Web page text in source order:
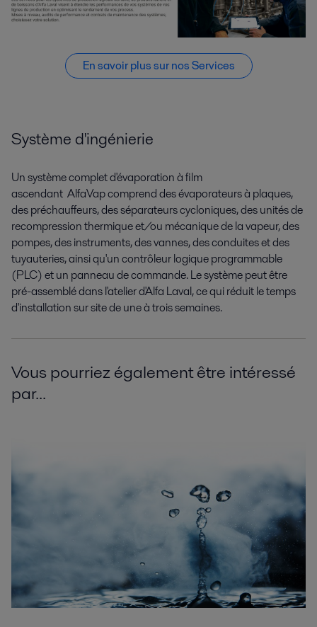
En savoir plus sur nos Services
Système d'ingénierie
Un système completd'évaporation à film
ascendant AlfaVapcomprenddes évaporateurs à plaques,
des préchauffeurs,des séparateurs cycloniques, des unités de
recompression thermiqueet/ou mécanique de la vapeur, des
pompes, des instruments, des vannes, des conduites et des
tuyauteries, ainsi qu'uncontrôleur logique programmable
(PLC)etun panneau de commande.Le système peut être
pré-assemblé dans l'atelier d'Alfa Laval,ce qui réduit le temps
d'installation sur site de une à trois semaines.
Vous pourriez également être intéressé
par...